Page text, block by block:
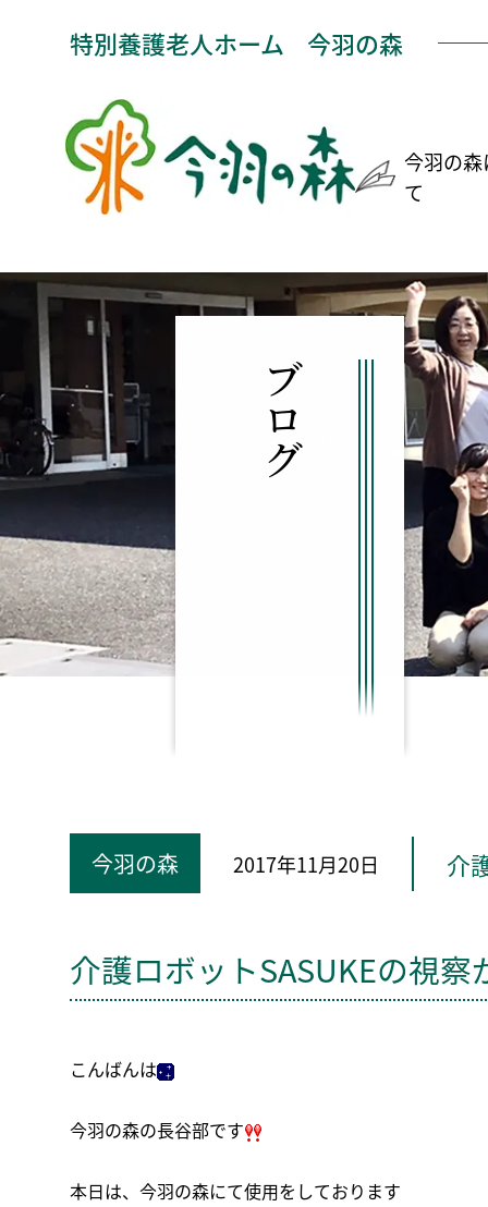
特別養護老人ホーム 今羽の森
今羽の
て
ブログ
今羽の森 2017年11月20日 介
介護ロボットSASUKEの視
こんばんは
今羽の森の長谷部です
本日は、今羽の森にて使用をしております